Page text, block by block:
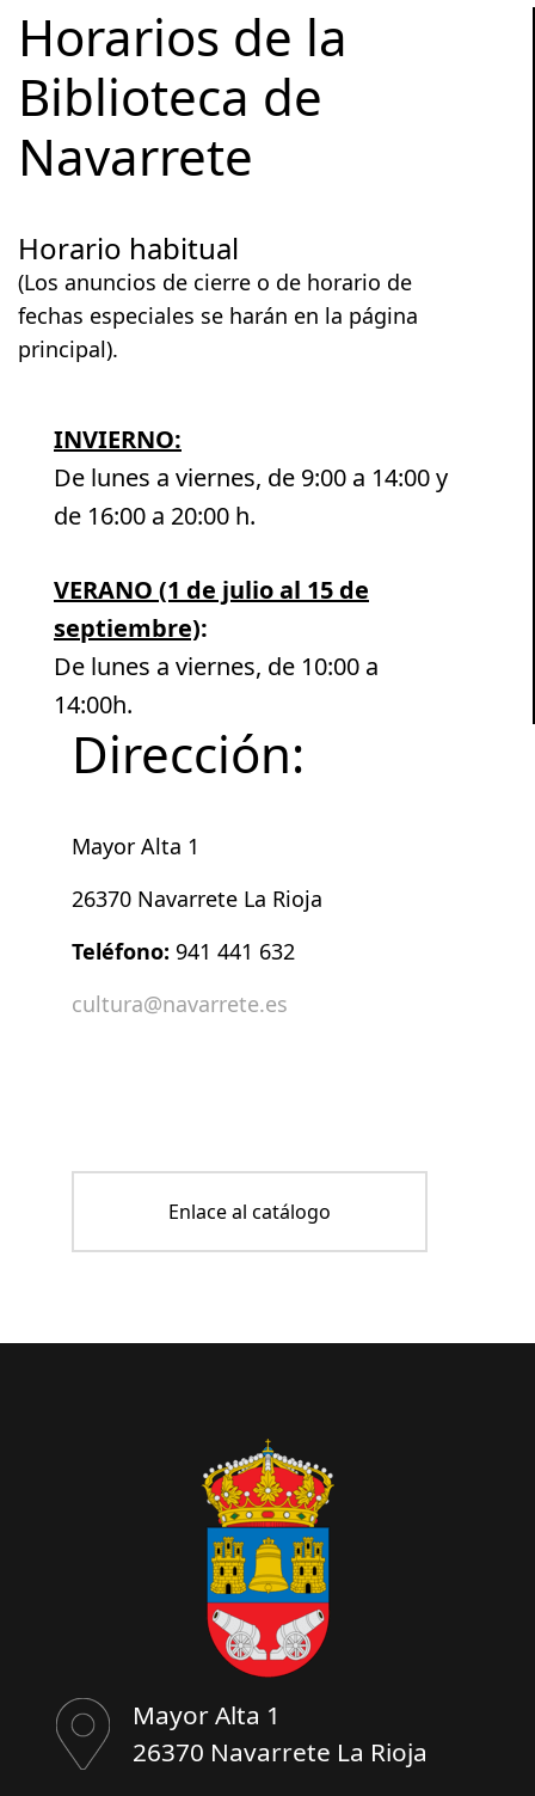
Horarios de la
Biblioteca de
Navarrete
Horario habitual
(Los anuncios de cierre o de horario de
fechas especiales se harán en la página
principal).
INVIERNO:
De lunes a viernes, de 9:00 a 14:00 y
de 16:00 a 20:00 h.
VERANO (1 de julio al 15 de
septiembre):
De lunes a viernes, de 10:00 a
14:00h.
Dirección:
Mayor Alta 1
26370 Navarrete La Rioja
Teléfono: 941 441 632
cultura@navarrete.es
Enlace al catálogo
Mayor Alta 1
26370 Navarrete La Rioja